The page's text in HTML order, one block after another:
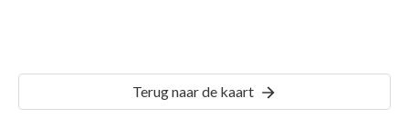
Terug naar de kaart
WHE00